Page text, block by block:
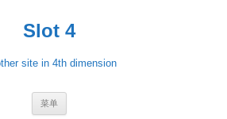
Slot 4
site in 4th dimension
菜单